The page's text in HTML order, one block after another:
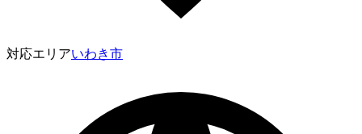
対応エリアいわき市